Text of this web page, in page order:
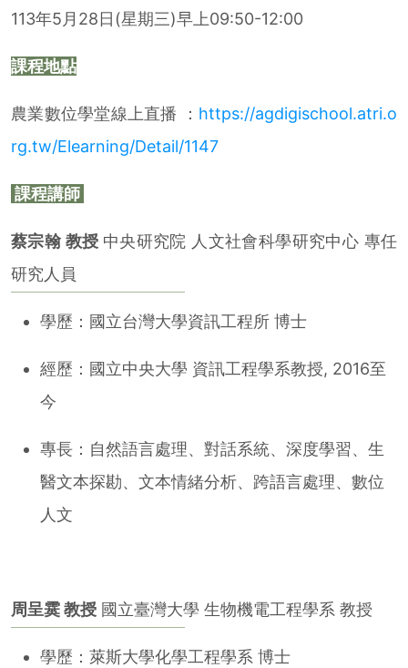
113年5月28日(星期三)早上09:50-12:00
課程地點
農業數位學堂線上直播 ： https://agdigischool.atri.o
rg.tw/Elearning/Detail/1147
課程講師
蔡宗翰 教授 中央研究院 人文社會科學研究中心 專任
研究人員
學歷：國立台灣大學資訊工程所 博士
經歷：國立中央大學 資訊工程學系教授, 2016至
今
專長：自然語言處理、對話系統、深度學習、生
醫文本探勘、文本情緒分析、跨語言處理、數位
人文
周呈霙 教授 國立臺灣大學 生物機電工程學系 教授
學歷：萊斯大學化學工程學系 博士